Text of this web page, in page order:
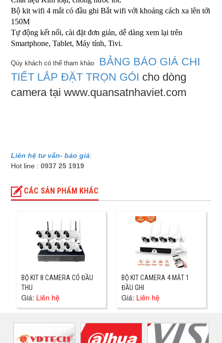
Bộ kit wifi 4 mắt có đầu ghi Bắt wifi với khoảng cách xa lên tới
150M
Tự động kết nối, cài đặt đơn giản, dễ dàng xem lại trên
Smartphone, Tablet, Máy tính, Tivi.
Qúy khách có thể tham khảo
BẢNG BÁO GIÁ CHI
TIẾT LẮP ĐẶT TRỌN GÓI cho dòng
camera tại www.quansatnhaviet.com
Liên hệ tư vấn- báo giá:
Hot line :0937 25 1919
CÁC SẢN PHẨM KHÁC
BỘ KIT 8 CAMERA CÓ ĐẦU
THU
Giá: Liên hệ
BỘ KIT CAMERA 4 MẮT 1
ĐẦU GHI
Giá: Liên hệ